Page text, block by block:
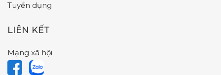
Tuyển dụng
LIÊN KẾT
Mạng xã hội